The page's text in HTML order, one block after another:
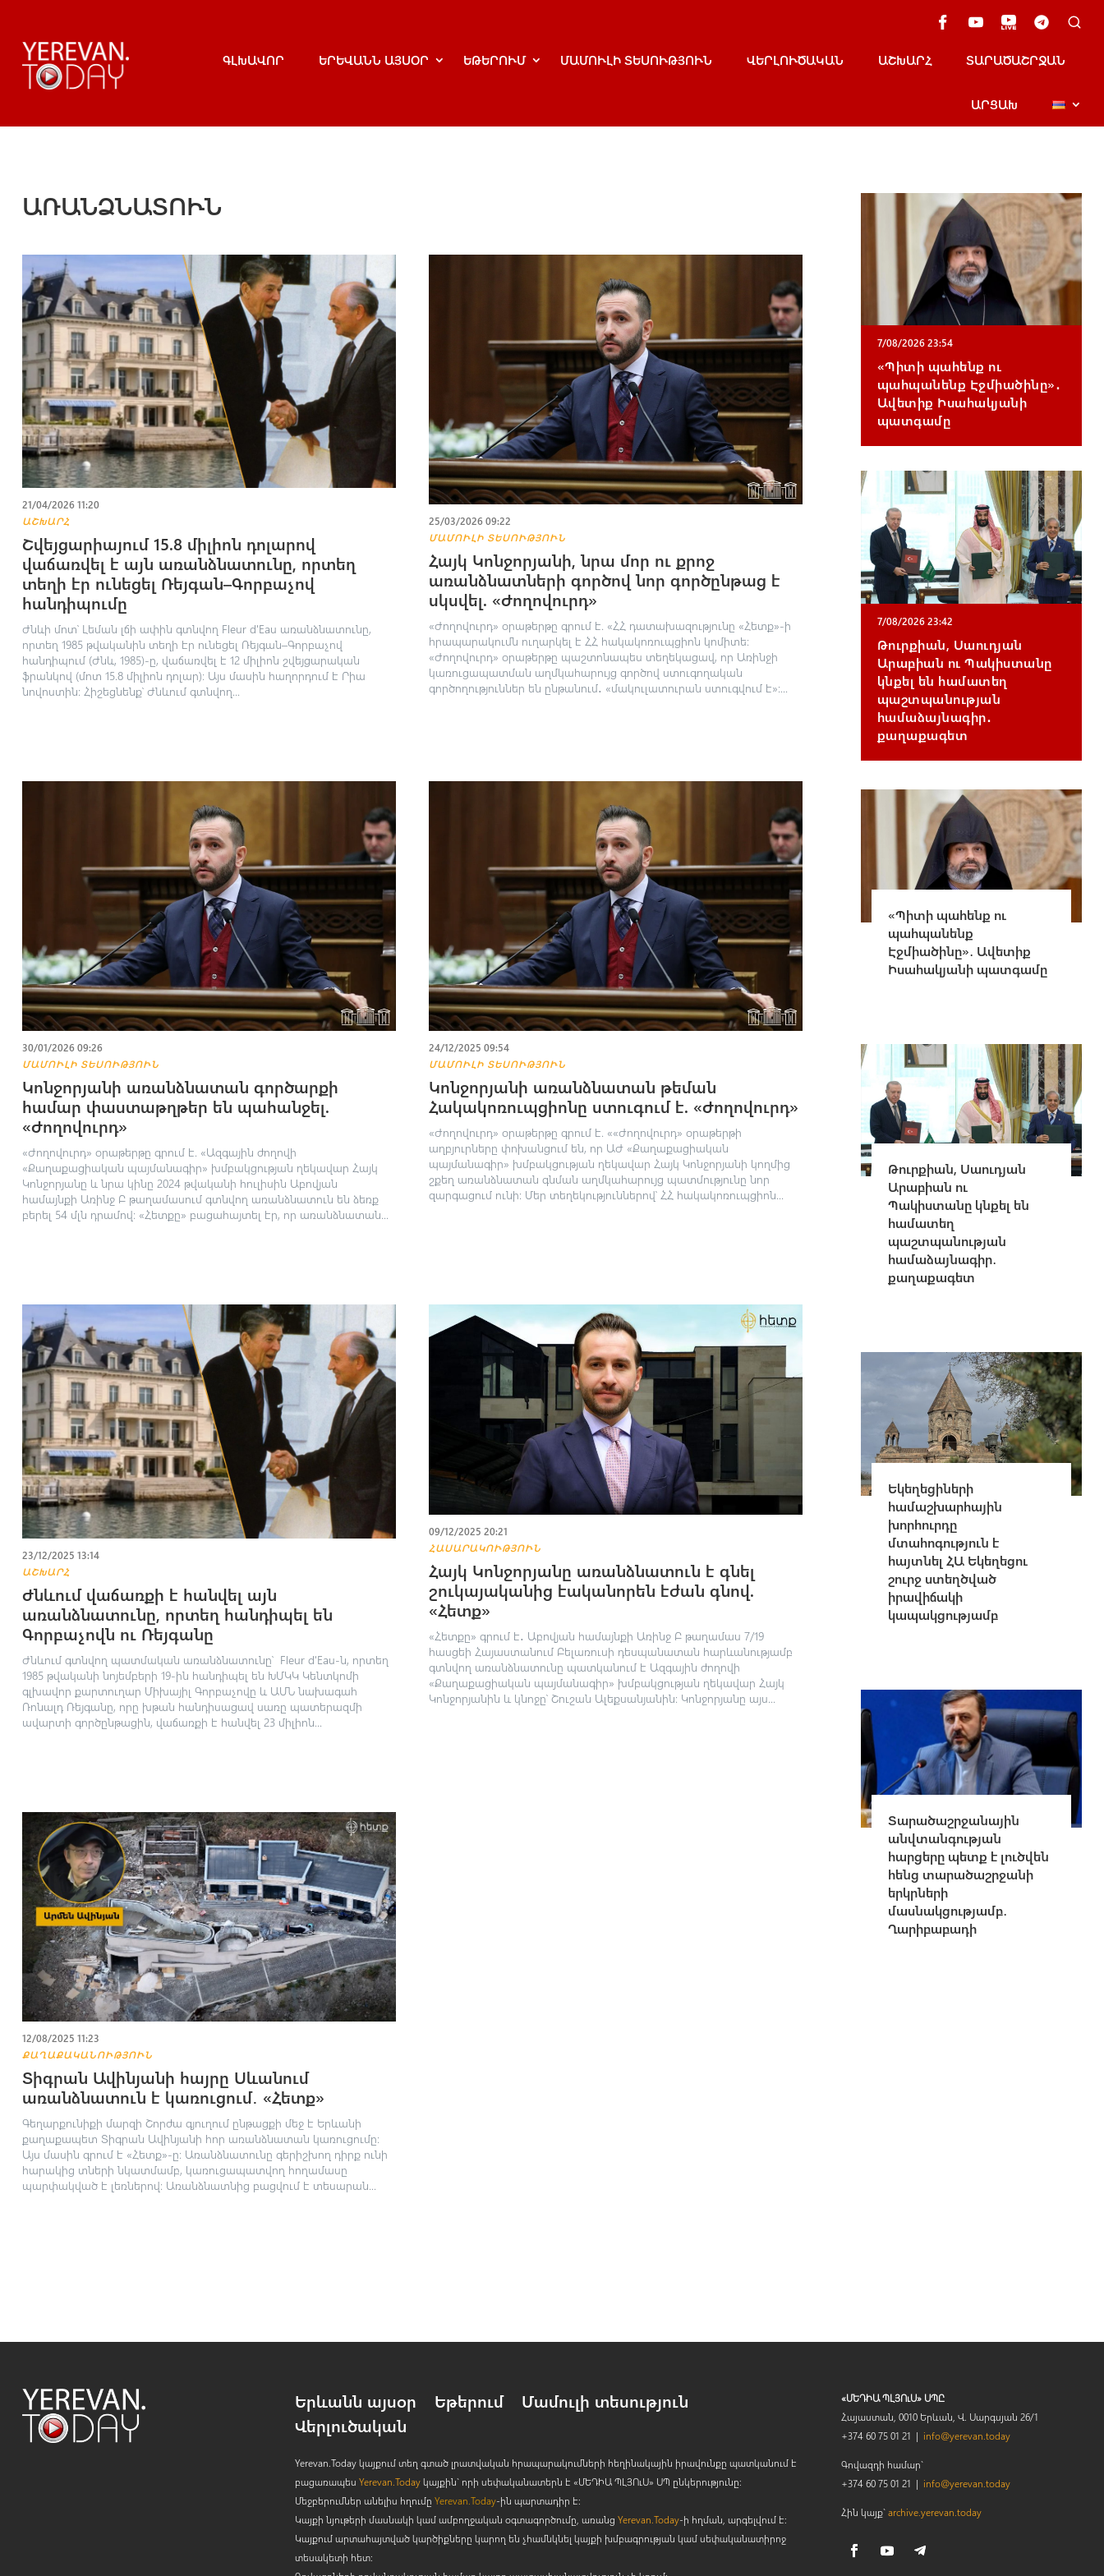
ԳԼԽԱՎՈՐ ԵՐԵՎԱՆՆ ԱՅՍՕՐ ԵԹԵՐՈՒՄ ՄԱՄՈՒԼԻ ՏԵՍՈՒԹՅՈՒՆ ՎԵՐԼՈՒԾԱԿԱՆ ԱՇԽԱՐՀ ՏԱՐԱԾԱՇՐՋԱՆ
ԱՐՑԱԽ
ԱՌԱՆՁՆԱՏՈՒՆ
21/04/2026 11:20
ԱՇԽԱՐՀ
Շվեյցարիայում 15.8 միլիոն դոլարով
վաճառվել է այն առանձնատունը, որտեղ
տեղի էր ունեցել Ռեյգան–Գորբաչով
հանդիպումը
Ժնևի մոտ՝ Լեման լճի ափին գտնվող Fleur d'Eau առանձնատունը,
որտեղ 1985 թվականին տեղի էր ունեցել Ռեյգան–Գորբաչով
հանդիպում (Ժնև, 1985)-ը, վաճառվել է 12 միլիոն շվեյցարական
ֆրանկով (մոտ 15.8 միլիոն դոլար)։ Այս մասին հաղորդում է Րիա
նովոստին: Հիշեցնենք՝ Ժնևում գտնվող...
25/03/2026 09:22
ՄԱՄՈՒԼԻ ՏԵՍՈՒԹՅՈՒՆ
Հայկ Կոնջորյանի, նրա մոր ու քրոջ
առանձնատների գործով նոր գործընթաց է
սկսվել. «Ժողովուրդ»
«Ժողովուրդ» օրաթերթը գրում է. «ՀՀ դատախազությունը «Հետք»-ի
հրապարակումն ուղարկել է ՀՀ հակակոռուպցիոն կոմիտե։
«Ժողովուրդ» օրաթերթը պաշտոնապես տեղեկացավ, որ Առինջի
կառուցապատման աղմկահարույց գործով ստուգողական
գործողություններ են ընթանում․ «մակուլատուրան ստուգվում է»։...
30/01/2026 09:26
ՄԱՄՈՒԼԻ ՏԵՍՈՒԹՅՈՒՆ
Կոնջորյանի առանձնատան գործարքի
համար փաստաթղթեր են պահանջել.
«Ժողովուրդ»
«Ժողովուրդ» օրաթերթը գրում է. «Ազգային ժողովի
«Քաղաքացիական պայմանագիր» խմբակցության ղեկավար Հայկ
Կոնջորյանը և նրա կինը 2024 թվականի հուլիսին Աբովյան
համայնքի Առինջ Բ թաղամասում գտնվող առանձնատուն են ձեռք
բերել 54 մլն դրամով։ «Հետքը» բացահայտել էր, որ առանձնատան...
24/12/2025 09:54
ՄԱՄՈՒԼԻ ՏԵՍՈՒԹՅՈՒՆ
Կոնջորյանի առանձնատան թեման
Հակակոռուպցիոնը ստուգում է. «Ժողովուրդ»
«Ժողովուրդ» օրաթերթը գրում է. ««Ժողովուրդ» օրաթերթի
աղբյուրները փոխանցում են, որ ԱԺ «Քաղաքացիական
պայմանագիր» խմբակցության ղեկավար Հայկ Կոնջորյանի կողմից
շքեղ առանձնատան գնման աղմկահարույց պատմությունը նոր
զարգացում ունի: Մեր տեղեկություններով՝ ՀՀ հակակոռուպցիոն...
23/12/2025 13:14
ԱՇԽԱՐՀ
Ժնևում վաճառքի է հանվել այն
առանձնատունը, որտեղ հանդիպել են
Գորբաչովն ու Ռեյգանը
Ժնևում գտնվող պատմական առանձնատունը՝ Fleur d'Eau-ն, որտեղ
1985 թվականի նոյեմբերի 19-ին հանդիպել են ԽՄԿԿ Կենտկոմի
գլխավոր քարտուղար Միխայիլ Գորբաչովը և ԱՄՆ նախագահ
Ռոնալդ Ռեյգանը, որը խթան հանդիսացավ սառը պատերազմի
ավարտի գործընթացին, վաճառքի է հանվել 23 միլիոն...
09/12/2025 20:21
ՀԱՍԱՐԱԿՈՒԹՅՈՒՆ
Հայկ Կոնջորյանը առանձնատուն է գնել
շուկայականից էականորեն էժան գնով.
«Հետք»
«Հետքը» գրում է․ Աբովյան համայնքի Առինջ Բ թաղամաս 7/19
հասցեի Հայաստանում Բելառուսի դեսպանատան հարևանությամբ
գտնվող առանձնատունը պատկանում է Ազգային ժողովի
«Քաղաքացիական պայմանագիր» խմբակցության ղեկավար Հայկ
Կոնջորյանին և կնոջը՝ Շուշան Ալեքսանյանին։ Կոնջորյանը այս...
12/08/2025 11:23
ՔԱՂԱՔԱԿԱՆՈՒԹՅՈՒՆ
Տիգրան Ավինյանի հայրը Սևանում
առանձնատուն է կառուցում․ «Հետք»
Գեղարքունիքի մարզի Շորժա գյուղում ընթացքի մեջ է Երևանի
քաղաքապետ Տիգրան Ավինյանի հոր առանձնատան կառուցումը։
Այս մասին գրում է «Հետք»-ը։ Առանձնատունը գերիշխող դիրք ունի
հարակից տների նկատմամբ, կառուցապատվող հողամասը
պարփակված է լեռներով։ Առանձնատնից բացվում է տեսարան...
7/08/2026 23:54
«Պիտի պահենք ու
պահպանենք Էջմիածինը»․
Ավետիք Իսահակյանի
պատգամը
7/08/2026 23:42
Թուրքիան, Սաուդյան
Արաբիան ու Պակիստանը
կնքել են համատեղ
պաշտպանության
համաձայնագիր․
քաղաքագետ
«Պիտի պահենք ու
պահպանենք
Էջմիածինը»․ Ավետիք
Իսահակյանի պատգամը
Թուրքիան, Սաուդյան
Արաբիան ու
Պակիստանը կնքել են
համատեղ
պաշտպանության
համաձայնագիր․
քաղաքագետ
Եկեղեցիների
համաշխարհային
խորհուրդը
մտահոգություն է
հայտնել ՀԱ Եկեղեցու
շուրջ ստեղծված
իրավիճակի
կապակցությամբ
Տարածաշրջանային
անվտանգության
հարցերը պետք է լուծվեն
հենց տարածաշրջանի
երկրների
մասնակցությամբ․
Ղարիբաբադի
Երևանն այսօր Եթերում
Մամուլի տեսություն
Վերլուծական
Yerevan.Today կայքում տեղ գտած լրատվական հրապարակումների հեղինակային իրավունքը պատկանում է
բացառապեսYerevan.Todayկայքին` որի սեփականատերն է «ՄԵԴԻԱ ՊԼՅՈւՍ» ՍՊ ընկերությունը։
Մեջբերումներ անելիս հղումըYerevan.Today-ին պարտադիր է:
Կայքի նյութերի մասնակի կամ ամբողջական օգտագործումը, առանցYerevan.Today-ի հղման, արգելվում է:
Կայքում արտահայտված կարծիքները կարող են չհամնկնել կայքի խմբագրության կամ սեփականատիրոջ
տեսակետի հետ:
«ՄԵԴԻԱ ՊԼՅՈւՍ» ՍՊԸ
Հայաստան, 0010 Երևան, Վ. Սարգսյան 26/1
+374 60 75 01 21 | info@yerevan.today
Գովազդի համար`
+374 60 75 01 21 | info@yerevan.today
Հին կայք`archive.yerevan.today